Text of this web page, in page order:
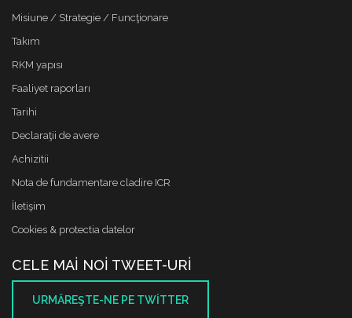
Misiune / Strategie / Funcţionare
Takım
RKM yapısı
Faaliyet raporları
Tarihi
Declaraţii de avere
Achizitii
Nota de fundamentare cladire ICR
İletişim
Cookies & protectia datelor
CELE MAI NOI TWEET-URI
URMĂREŞTE-NE PE TWITTER